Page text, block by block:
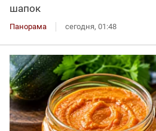
шапок
Панорама сегодня, 01:48